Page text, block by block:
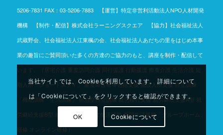
5206-7831 FAX：03-5206-7883 【運営】特定非営利活動法人NPO人材開発
機構 【制作・配信】株式会社ラーニングスクエア 【協力】社会福祉法人
武蔵野会、社会福祉法人江東楓の会、社会福祉法人あだちの里をはじめ本事
業の趣旨にご賛同頂いた多くの方達のご協力のもと、講座を制作・配信して
います。（居宅介護 重度訪問介護 同行援護 行動援護 療養介護 生活介護 短
期入所「ショートステイ」 重度障害者等包括支援 施設入所支援 自立訓練
「機能訓練・生活訓練」 宿泊型自立訓練 就労移行支援 就労継続支援A型 就
労継続支援B型 就労定着支援 自立生活援助 共同生活援助「グループホーム」
研修 オンライン研修）
当社サイトでは、Cookieを利用しています。 詳細について
は「Cookieについて」をクリックすると確認ができます。
OK Cookieについて